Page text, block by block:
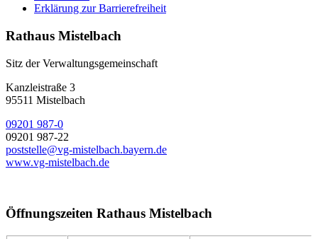
Erklärung zur Barrierefreiheit
Rathaus Mistelbach
Sitz der Verwaltungsgemeinschaft
Kanzleistraße 3
95511 Mistelbach
09201 987-0
09201 987-22
poststelle@vg-mistelbach.bayern.de
www.vg-mistelbach.de
Öffnungszeiten Rathaus Mistelbach